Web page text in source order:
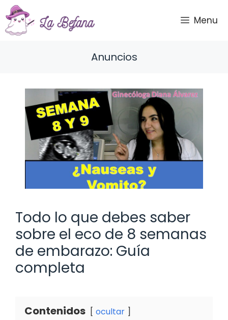
Saltar
al
contenido
Menu
Anuncios
Todo lo que debes saber
sobre el eco de 8 semanas
de embarazo: Guía
completa
Contenidos ocultar